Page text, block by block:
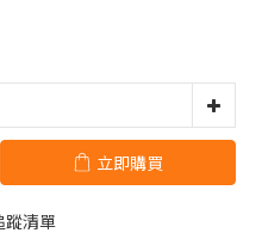
立即購買
蹤清單